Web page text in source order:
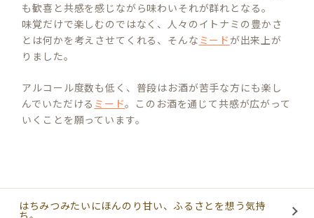
も歓喜と共感を感じながら味わいそれが群れとなる。
味覚だけで楽しむのではなく、人々のイトナミの豊かさ
とは何かを考えさせてくれる、そんな ミードが出来上が
りました。
アルコール度数も低く、普段はお酒が苦手な方にも楽し
んでいただける ミード。このお酒を通じて共感が広がって
いくことを願っています。
はちみつみたいにほんのり甘い、ふるさとを想う気持